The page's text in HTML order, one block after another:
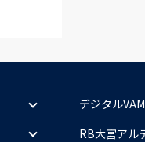
デジタル
RB大宮アル